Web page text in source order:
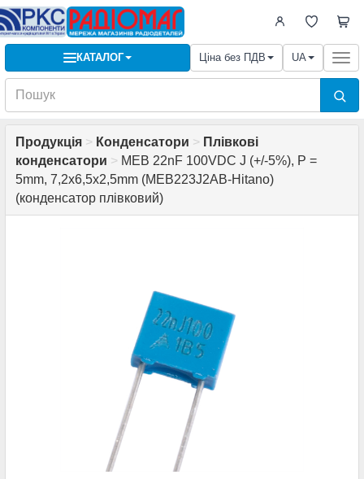
КАТАЛОГ Ціна без ПДВ UA
Продукція > Конденсатори > Плівкові
конденсатори > MEB 22nF 100VDC J (+/-5%), P =
5mm, 7,2x6,5x2,5mm (MEB223J2AB-Hitano)
(конденсатор плівковий)